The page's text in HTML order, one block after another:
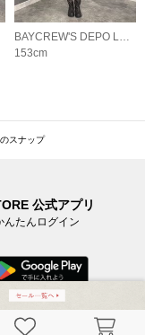
BAYCREW'S DEPO LADYS
153cm
スナップ
公式アプリ
んたんログイン